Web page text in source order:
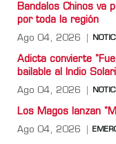
Bandalos Chinos va
por toda la región
Ago 04, 2026
Adicta convierte
bailable al Indio Solari
Ago 04, 2026
Los Magos lanzan
Ago 04, 2026